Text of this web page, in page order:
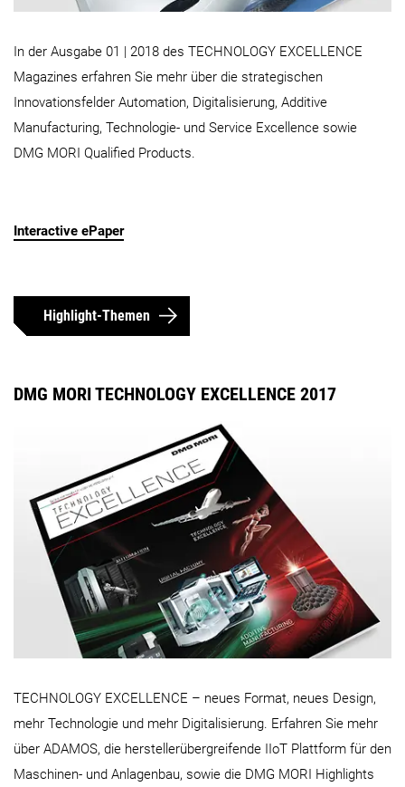
In der Ausgabe 01 | 2018 des TECHNOLOGY EXCELLENCE
Magazines erfahren Sie mehr über die strategischen
Innovationsfelder Automation, Digitalisierung, Additive
Manufacturing, Technologie- und Service Excellence sowie
DMG MORI Qualified Products.
Interactive ePaper
Highlight-Themen
DMG MORI TECHNOLOGY EXCELLENCE 2017
TECHNOLOGY EXCELLENCE – neues Format, neues Design,
mehr Technologie und mehr Digitalisierung. Erfahren Sie mehr
über ADAMOS, die herstellerübergreifende IIoT Plattform für den
Maschinen- und Anlagenbau, sowie die DMG MORI Highlights